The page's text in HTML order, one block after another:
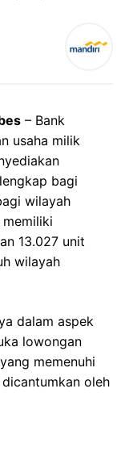
– Bank
usaha milik
bagi
wilayah
memiliki
13.027 unit
wilayah
dalam aspek
lowongan
memenuhi
oleh